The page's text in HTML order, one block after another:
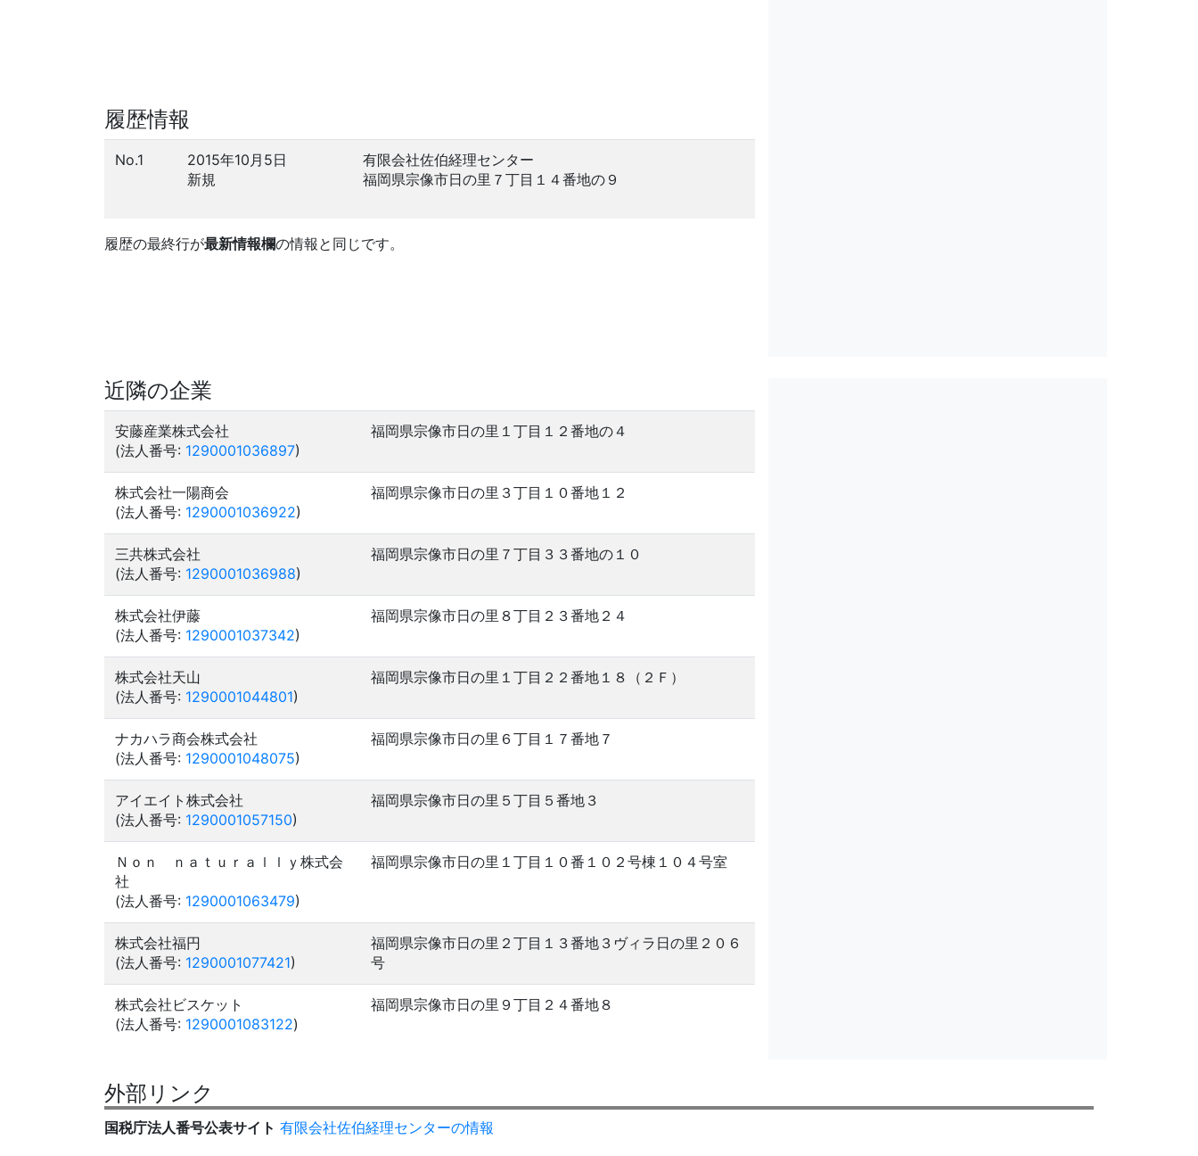
履歴情報
No.1
2015年10月5日
新規
有限会社佐伯経理センター
福岡県宗像市日の里７丁目１４番地の９
履歴の最終行が最新情報欄の情報と同じです。
近隣の企業
安藤産業株式会社
(法人番号: 1290001036897)
福岡県宗像市日の里１丁目１２番地の４
株式会社一陽商会
(法人番号: 1290001036922)
福岡県宗像市日の里３丁目１０番地１２
三共株式会社
(法人番号: 1290001036988)
福岡県宗像市日の里７丁目３３番地の１０
株式会社伊藤
(法人番号: 1290001037342)
福岡県宗像市日の里８丁目２３番地２４
株式会社天山
(法人番号: 1290001044801)
福岡県宗像市日の里１丁目２２番地１８（２Ｆ）
ナカハラ商会株式会社
(法人番号: 1290001048075)
福岡県宗像市日の里６丁目１７番地７
アイエイト株式会社
(法人番号: 1290001057150)
福岡県宗像市日の里５丁目５番地３
Ｎｏｎ ｎａｔｕｒａｌｌｙ株式会
社
(法人番号: 1290001063479)
福岡県宗像市日の里１丁目１０番１０２号棟１０４号室
株式会社福円
(法人番号: 1290001077421)
福岡県宗像市日の里２丁目１３番地３ヴィラ日の里２０６
号
株式会社ビスケット
(法人番号: 1290001083122)
福岡県宗像市日の里９丁目２４番地８
外部リンク
国税庁法人番号公表サイト 有限会社佐伯経理センターの情報